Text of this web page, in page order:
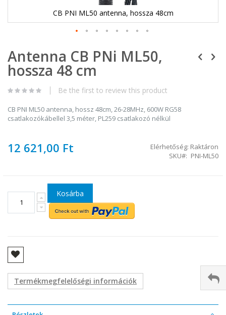
CB PNI ML50 antenna, hossza 48cm
a
képgaléria
elejére
Antenna CB PNi ML50,
hossza 48 cm
Be the first to review this product
CB PNI ML50 antenna, hossz 48cm, 26-28MHz, 600W RG58
csatlakozókábellel 3,5 méter, PL259 csatlakozó nélkül
12 621,00 Ft Elérhetőség: Raktáron
SKU
PNI-ML50
Kosárba
Termékmegfelelőségi információk